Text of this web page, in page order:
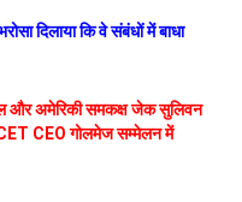
दिलाया कि वे संबंधों में बाधा
और अमेरिकी समकक्ष जेक सुलिवन
CEO गोलमेज सम्मेलन में